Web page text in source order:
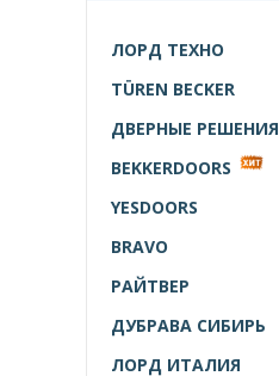
ЛОРД ТЕХНО
TÜREN BECKER
ДВЕРНЫЕ РЕШЕНИЯ
BEKKERDOORS
YESDOORS
BRAVO
РАЙТВЕР
ДУБРАВА СИБИРЬ
ЛОРД ИТАЛИЯ